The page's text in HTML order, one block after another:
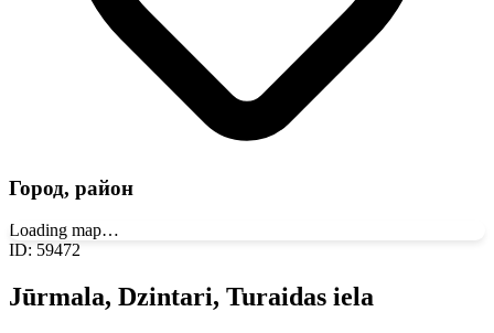
Город, район
Loading map…
ID: 59472
Jūrmala, Dzintari, Turaidas iela